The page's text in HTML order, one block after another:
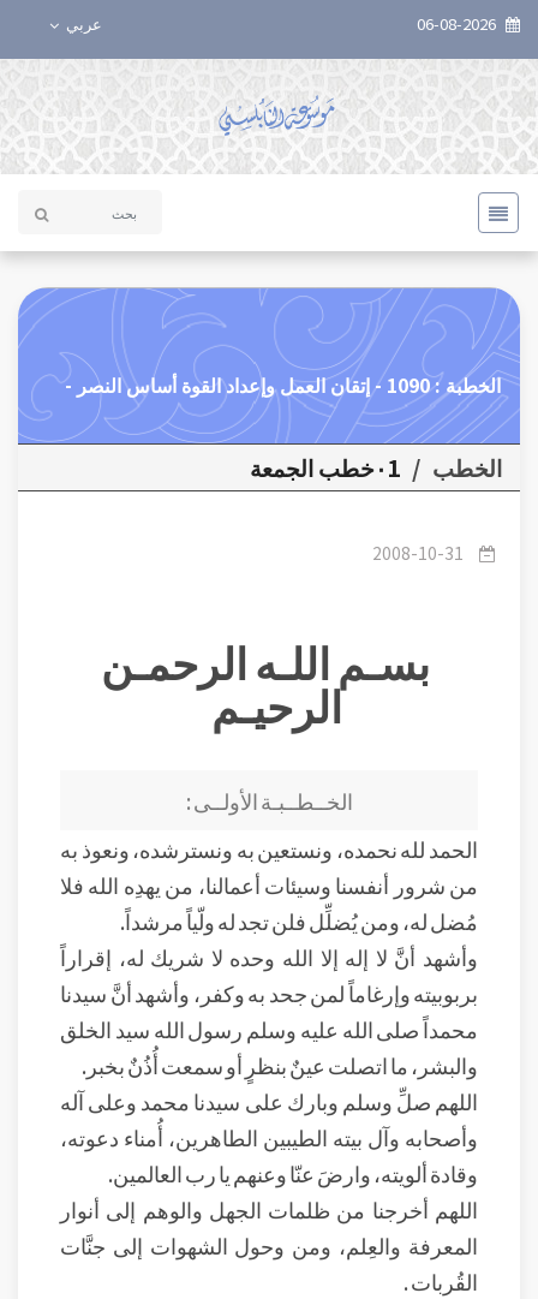
عربي
الخطبة : 1090 - إتقان العمل وإعداد القوة أساس النصر -
الجهاد البنائي والدعوي.
الخطب / ٠1خطب الجمعة
2008-10-31
بسـم اللـه الرحمـن
الرحيـم
الخــطــبـة الأولــى :
الحمد لله نحمده، ونستعين به ونسترشده، ونعوذ به
من شرور أنفسنا وسيئات أعمالنا، من يهدِه الله فلا
مُضل له، ومن يُضلِّل فلن تجد له ولّياً مرشداً.
وأشهد أنَّ لا إله إلا الله وحده لا شريك له، إقراراً
بربوبيته وإرغاماً لمن جحد به وكفر، وأشهد أنَّ سيدنا
محمداً صلى الله عليه وسلم رسول الله سيد الخلق
والبشر، ما اتصلت عينٌ بنظرٍ أو سمعت أُذُنٌ بخبر.
اللهم صلِّ وسلم وبارك على سيدنا محمد وعلى آله
وأصحابه وآل بيته الطيبين الطاهرين، أُمناء دعوته،
وقادة ألويته، وارضَ عنّا وعنهم يا رب العالمين.
اللهم أخرجنا من ظلمات الجهل والوهم إلى أنوار
المعرفة والعِلم، ومن وحول الشهوات إلى جنَّات
القُربات .